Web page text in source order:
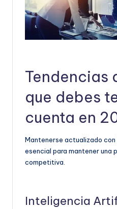
Tendencias
que debes
cuenta en
Mantenerse actualizado
esencial para mantener una
competitiva.
Inteligencia